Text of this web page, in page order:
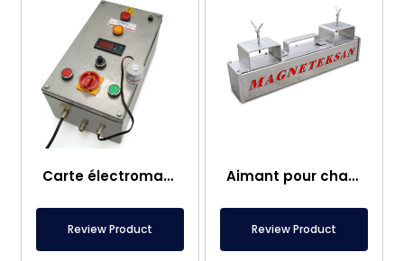
Carte électromagnétique
Review Product
Aimant pour chariot élévateur – Entièrement en inox – Distance effective de 10 cm – Libération facile avec poignée
Review Product